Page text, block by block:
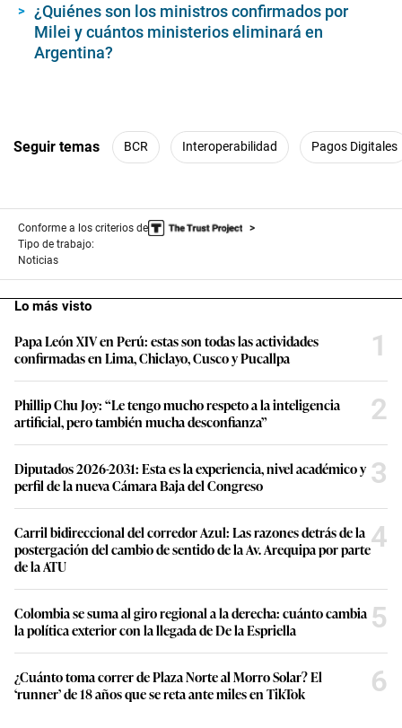
¿Quiénes son los ministros confirmados por
Milei y cuántos ministerios eliminará en
Argentina?
Seguir temas BCR Interoperabilidad Pagos Digitales
Conforme a los criterios de
Tipo de trabajo:
Noticias
Lo más visto
Papa León XIV en Perú: estas son todas las actividades
confirmadas en Lima, Chiclayo, Cusco y Pucallpa
1
Phillip Chu Joy: “Le tengo mucho respeto a la inteligencia
artificial, pero también mucha desconfianza”
2
Diputados 2026-2031: Esta es la experiencia, nivel académico y
perfil de la nueva Cámara Baja del Congreso
3
Carril bidireccional del corredor Azul: Las razones detrás de la
postergación del cambio de sentido de la Av. Arequipa por parte
de la ATU
4
Colombia se suma al giro regional a la derecha: cuánto cambia
la política exterior con la llegada de De la Espriella
5
¿Cuánto toma correr de Plaza Norte al Morro Solar? El
‘runner’ de 18 años que se reta ante miles en TikTok
6